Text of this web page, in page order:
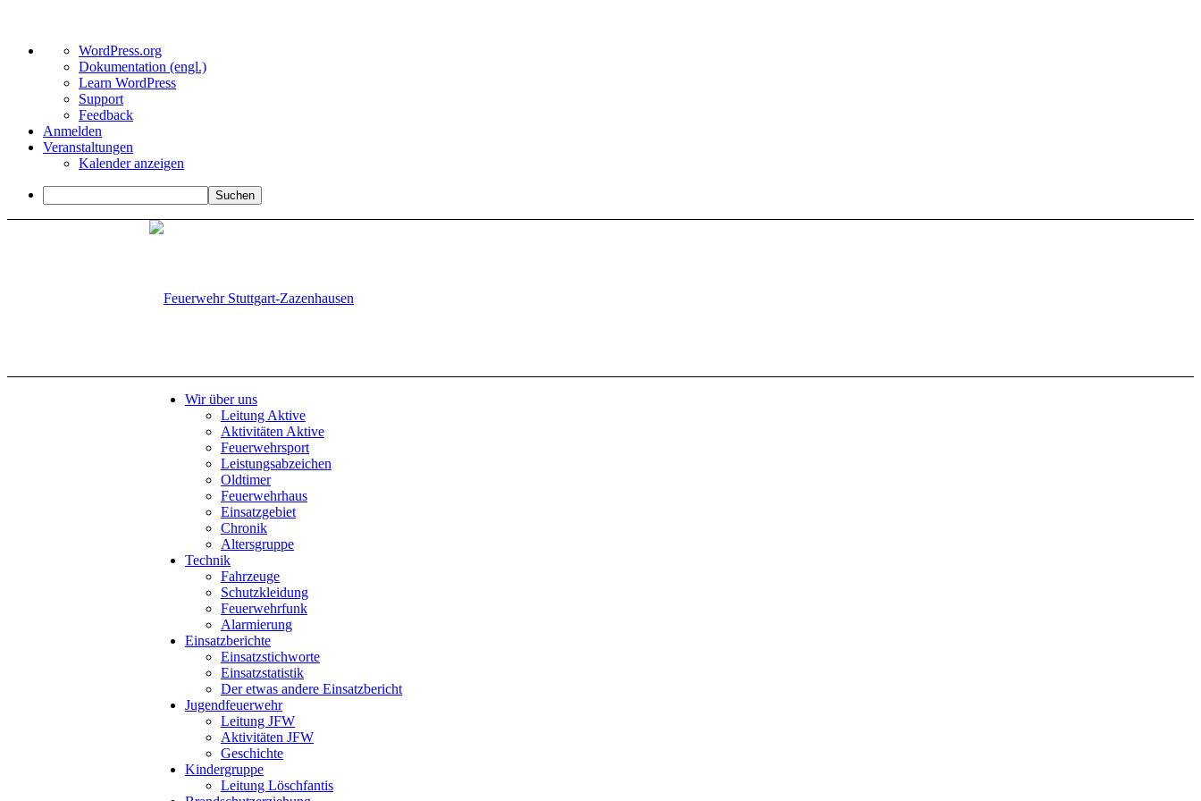
Über
WordPress
WordPress.org
Dokumentation (engl.)
Learn WordPress
Support
Feedback
Anmelden
Veranstaltungen
Kalender anzeigen
Suchen
Wir über uns
Leitung Aktive
Aktivitäten Aktive
Feuerwehrsport
Leistungsabzeichen
Oldtimer
Feuerwehrhaus
Einsatzgebiet
Chronik
Altersgruppe
Technik
Fahrzeuge
Schutzkleidung
Feuerwehrfunk
Alarmierung
Einsatzberichte
Einsatzstichworte
Einsatzstatistik
Der etwas andere Einsatzbericht
Jugendfeuerwehr
Leitung JFW
Aktivitäten JFW
Geschichte
Kindergruppe
Leitung Löschfantis